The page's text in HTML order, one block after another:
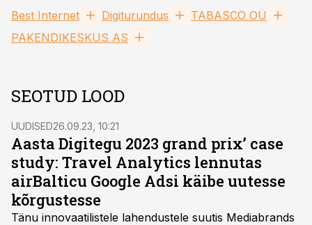
Best Internet Digiturundus
TABASCO OÜ
PAKENDIKESKUS AS
SEOTUD LOOD
UUDISED26.09.23, 10:21
Aasta Digitegu 2023 grand prix’ case
study: Travel Analytics lennutas
airBalticu Google Adsi käibe uutesse
kõrgustesse
Tänu innovaatilistele lahendustele suutis Mediabrands